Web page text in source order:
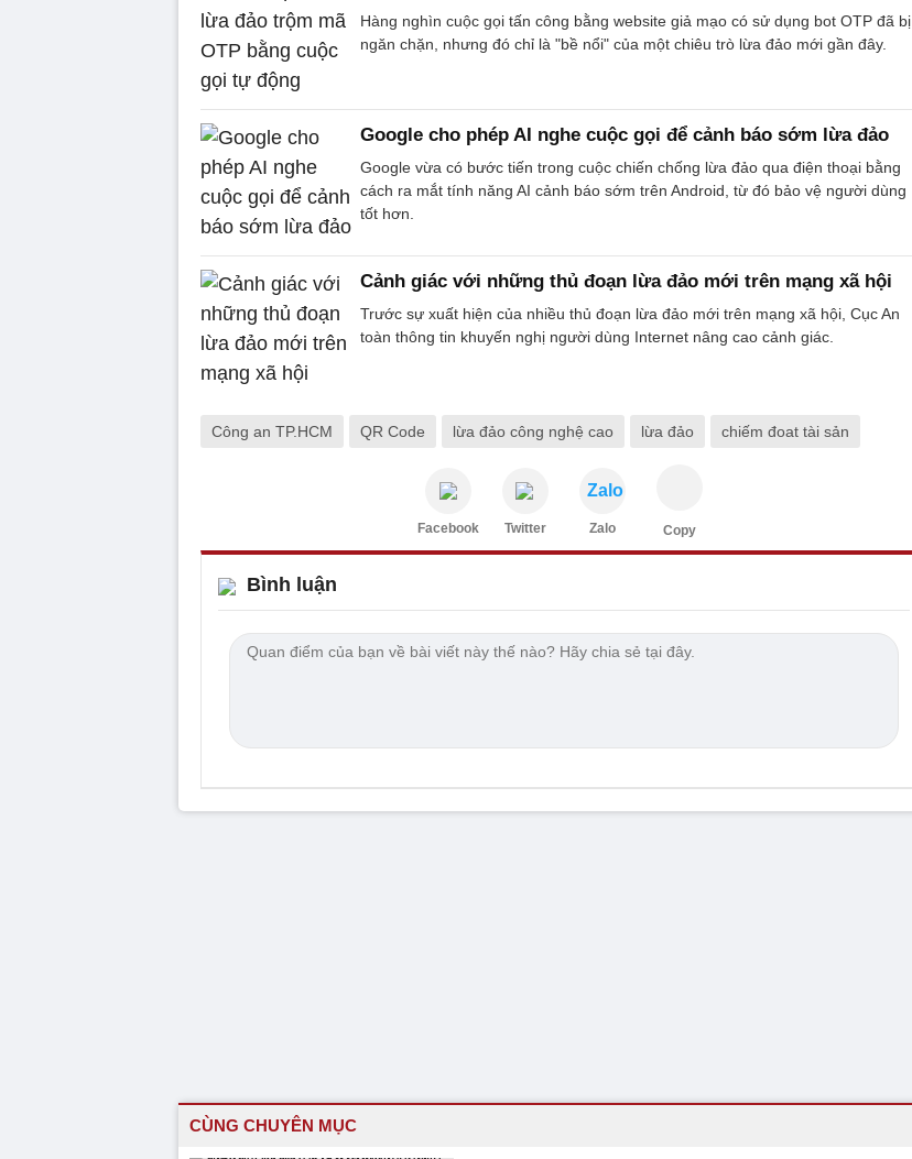
Hàng nghìn cuộc gọi tấn công bằng website giả mạo có sử dụng bot OTP đã bị
ngăn chặn, nhưng đó chỉ là "bề nổi" của một chiêu trò lừa đảo mới gần đây.
Google cho phép AI nghe cuộc gọi để cảnh báo sớm lừa đảo
Google vừa có bước tiến trong cuộc chiến chống lừa đảo qua điện thoại bằng
cách ra mắt tính năng AI cảnh báo sớm trên Android, từ đó bảo vệ người dùng
tốt hơn.
Cảnh giác với những thủ đoạn lừa đảo mới trên mạng xã hội
Trước sự xuất hiện của nhiều thủ đoạn lừa đảo mới trên mạng xã hội, Cục An
toàn thông tin khuyến nghị người dùng Internet nâng cao cảnh giác.
Công an TP.HCM QR Code lừa đảo công nghệ cao lừa đảo chiếm đoat tài sản
Facebook Twitter
Zalo
Zalo Copy
Bình luận
CÙNG CHUYÊN MỤC